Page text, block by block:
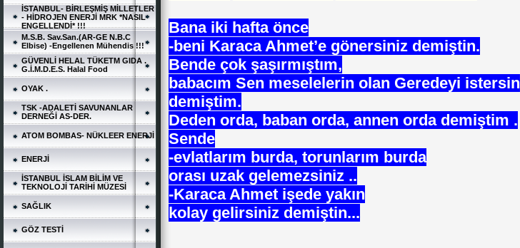
İSTANBUL- BİRLEŞMİŞ MİLLETLER
- HİDROJEN ENERJİ MRK *NASIL
ENGELLENDİ* !!!
M.S.B. Sav.San.(AR-GE N.B.C
Elbise) -Engellenen Mühendis !!!
GÜVENLİ HELAL TÜKETM GIDA .
G.İ.M.D.E.S. Halal Food
OYAK .
TSK -ADALETİ SAVUNANLAR
DERNEĞİ AS-DER.
ATOM BOMBAS- NÜKLEER ENERJİ
ENERJİ
İSTANBUL İSLAM BİLİM VE
TEKNOLOJİ TARİHİ MÜZESİ
SAĞLIK
GÖZ TESTİ
Bana iki hafta önce
-beni Karaca Ahmet’e gönersiniz demiştin.
Bende çok şaşırmıştım,
babacım Sen meselelerin olan Geredeyi istersin
demiştim.
Deden orda, baban orda, annen orda demiştim .
Sende
-evlatlarım burda, torunlarım burda
orası uzak gelemezsiniz ..
-Karaca Ahmet işede yakın
kolay gelirsiniz demiştin...